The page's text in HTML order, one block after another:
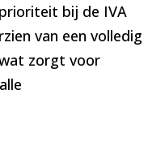
bij de IVA
van een volledig
zorgt voor